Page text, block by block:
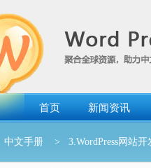
首页 新闻资讯
中文手册 > 3.WordPress网站开